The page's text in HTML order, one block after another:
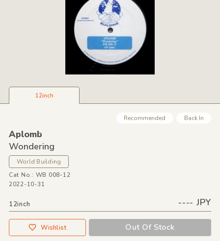
12inch
Recommended Back In
Aplomb
Wondering
World Building
Cat No.: WB 008-12
2022-10-31
12inch ---- JPY
Wishlist Out Of Stock